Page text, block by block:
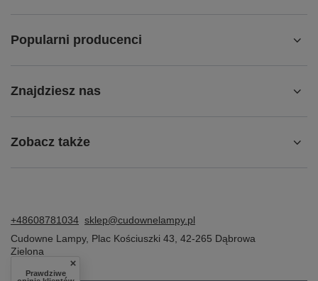
Popularni producenci
Znajdziesz nas
Zobacz także
+48608781034 sklep@cudownelampy.pl
Cudowne Lampy, Plac Kościuszki 43 42-265 Dąbrowa
Zielona
Prawdziwe